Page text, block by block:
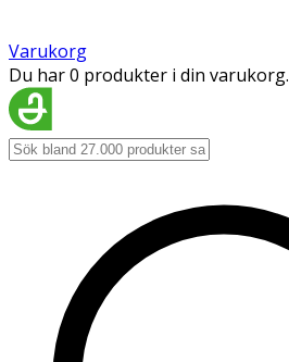
Varukorg
Du har 0 produkter i din varukorg.